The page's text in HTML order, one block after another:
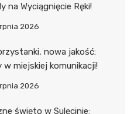
na Wyciągnięcie Ręki!
2026
nowa jakość:
w miejskiej komunikacji!
2026
święto w Sulęcinie: